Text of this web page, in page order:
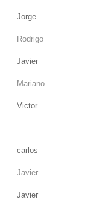
Jorge
Rodrigo
Javier
Mariano
Victor
carlos
Javier
Javier